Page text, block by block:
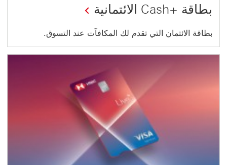
بطاقة +Cash الائتمانية
بطاقة الائتمان التي تقدم لك المكافآت عند التسوق.